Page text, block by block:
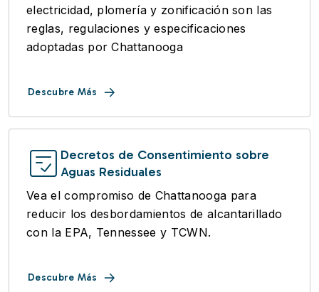
electricidad, plomería y zonificación son las
reglas, regulaciones y especificaciones
adoptadas por Chattanooga
Descubre Más
Decretos de Consentimiento sobre
Aguas Residuales
Vea el compromiso de Chattanooga para
reducir los desbordamientos de alcantarillado
con la EPA, Tennessee y TCWN.
Descubre Más